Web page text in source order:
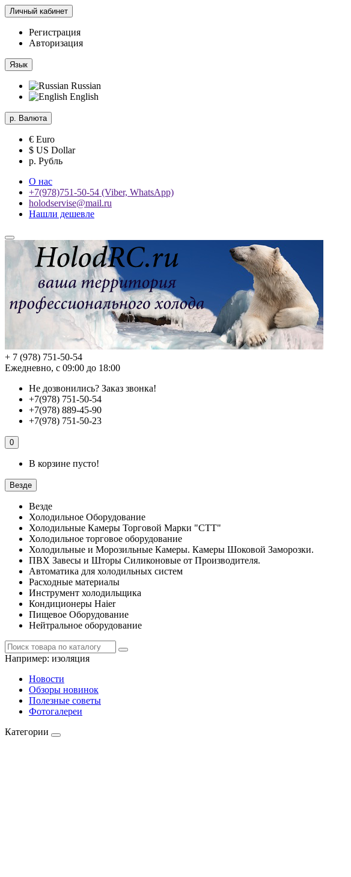
Личный кабинет
Регистрация
Авторизация
Язык
Russian
English
р. Валюта
€ Euro
$ US Dollar
р. Рубль
О нас
+7(978)751-50-54 (Viber, WhatsApp)
holodservise@mail.ru
Нашли дешевле
+ 7 (978) 751-50-54
Ежедневно, с 09:00 до 18:00
Не дозвонились? Заказ звонка!
+7(978) 751-50-54
+7(978) 889-45-90
+7(978) 751-50-23
0
В корзине пусто!
Везде
Везде
Холодильное Оборудование
Холодильные Камеры Торговой Марки "СТТ"
Холодильное торговое оборудование
Холодильные и Морозильные Камеры. Камеры Шоковой Заморозки.
ПВХ Завесы и Шторы Силиконовые от Производителя.
Автоматика для холодильных систем
Расходные материалы
Инструмент холодильщика
Кондиционеры Haier
Пищевое Оборудование
Нейтральное оборудование
Например: изоляция
Новости
Обзоры новинок
Полезные советы
Фотогалереи
Категории